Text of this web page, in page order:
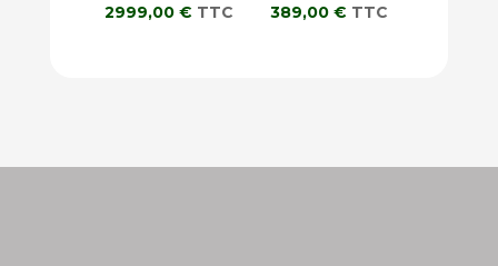
2999,00 € TTC 389,00€ TTC